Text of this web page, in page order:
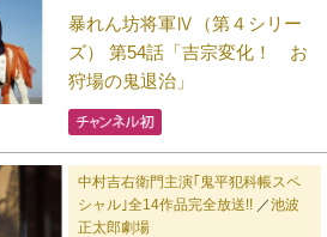
暴れん坊将軍Ⅳ（第４シリー
ズ） 第54話「吉宗変化！ お
狩場の鬼退治」
中村吉右衛門主演｢鬼平犯科帳スペ
シャル｣全14作品完全放送!!／池波
正太郎劇場